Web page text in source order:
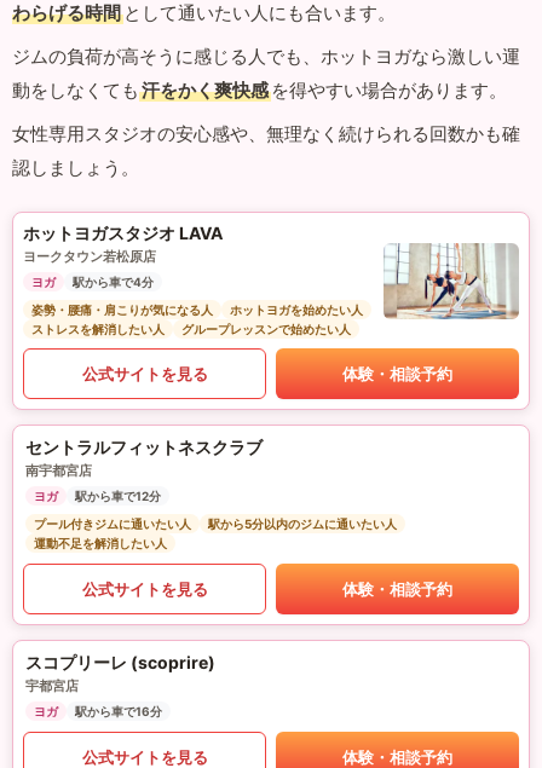
わらげる時間 として通いたい人にも合います。
ジムの負荷が高そうに感じる人でも、ホットヨガなら激しい運
動をしなくても 汗をかく爽快感 を得やすい場合があります。
女性専用スタジオの安心感や、無理なく続けられる回数かも確
認しましょう。
ホットヨガスタジオ LAVA
ヨークタウン若松原店
ヨガ
駅から車で4分
姿勢・腰痛・肩こりが気になる人
ホットヨガを始めたい人
ストレスを解消したい人
グループレッスンで始めたい人
公式サイトを見る 体験・相談予約
セントラルフィットネスクラブ
南宇都宮店
ヨガ
駅から車で12分
プール付きジムに通いたい人
駅から5分以内のジムに通いたい人
運動不足を解消したい人
公式サイトを見る 体験・相談予約
スコプリーレ (scoprire)
宇都宮店
ヨガ 駅から車で16分
公式サイトを見る 体験・相談予約